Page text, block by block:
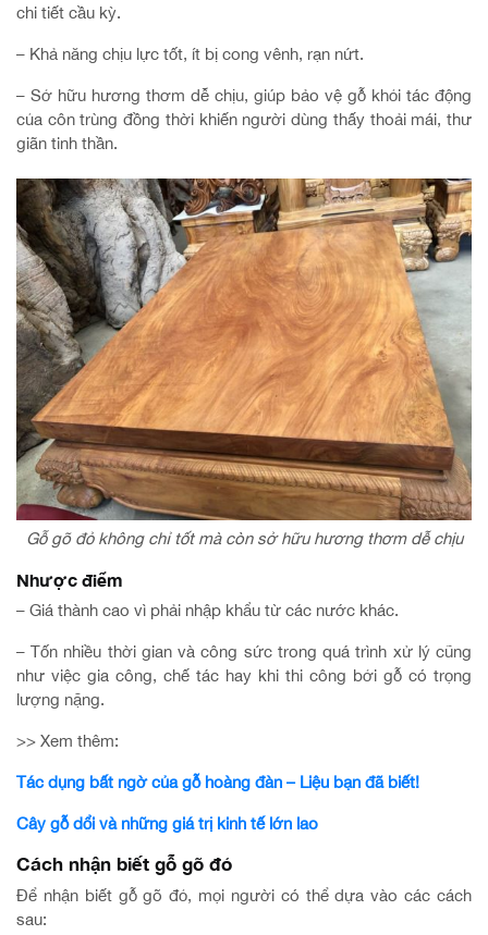
chi tiết cầu kỳ.
– Khả năng chịu lực tốt, ít bị cong vênh, rạn nứt.
– Sở hữu hương thơm dễ chịu, giúp bảo vệ gỗ khỏi tác động
của côn trùng đồng thời khiến người dùng thấy thoải mái, thư
giãn tinh thần.
Gỗ gõ đỏ không chỉ tốt mà còn sở hữu hương thơm dễ chịu
Nhược điểm
– Giá thành cao vì phải nhập khẩu từ các nước khác.
– Tốn nhiều thời gian và công sức trong quá trình xử lý cũng
như việc gia công, chế tác hay khi thi công bởi gỗ có trọng
lượng nặng.
>> Xem thêm:
Tác dụng bất ngờ của gỗ hoàng đàn – Liệu bạn đã biết!
Cây gỗ dổi và những giá trị kinh tế lớn lao
Cách nhận biết gỗ gõ đỏ
Để nhận biết gỗ gõ đỏ, mọi người có thể dựa vào các cách
sau: